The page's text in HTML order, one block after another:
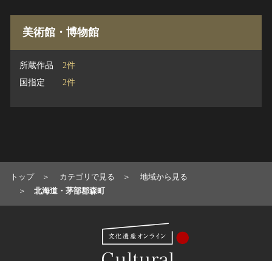
美術館・博物館
所蔵作品
2件
国指定
2件
トップ カテゴリで見る
地域から見る
北海道・茅部郡森町